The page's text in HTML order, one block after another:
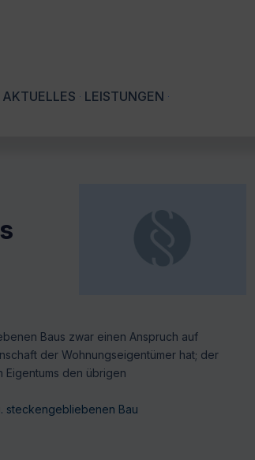
AKTUELLES LEISTUNGEN
Baus zwar einen Anspruch auf
der Wohnungseigentümer hat; der
Eigentums den übrigen
steckengebliebenen Bau